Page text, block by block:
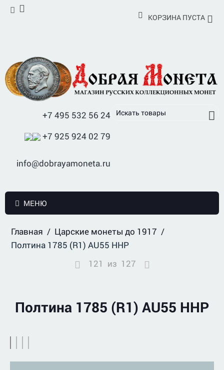
КОРЗИНА ПУСТА
+7 495 532 56 24
+7 925 924 02 79
info@dobrayamoneta.ru
МЕНЮ
Главная / Царские монеты до 1917 /
Полтина 1785 (R1) AU55 ННР
121 из 127
Полтина 1785 (R1) AU55 ННР